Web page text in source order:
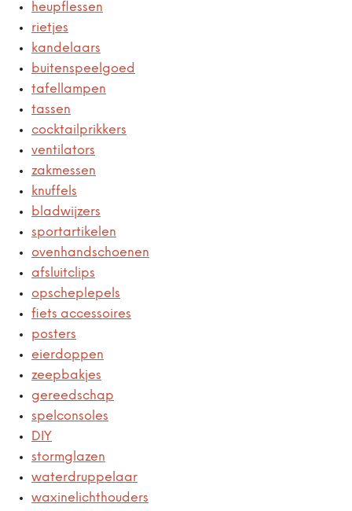
heupflessen
rietjes
kandelaars
buitenspeelgoed
tafellampen
tassen
cocktailprikkers
ventilators
zakmessen
knuffels
bladwijzers
sportartikelen
ovenhandschoenen
afsluitclips
opscheplepels
fiets accessoires
posters
eierdoppen
zeepbakjes
gereedschap
spelconsoles
DIY
stormglazen
waterdruppelaar
waxinelichthouders